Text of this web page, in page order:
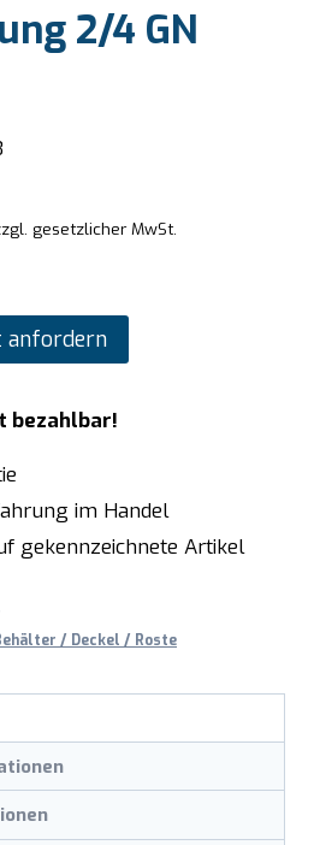
2/4 GN
gesetzlicher MwSt.
anfordern
bezahlbar!
im Handel
gekennzeichnete Artikel
/ Deckel / Roste